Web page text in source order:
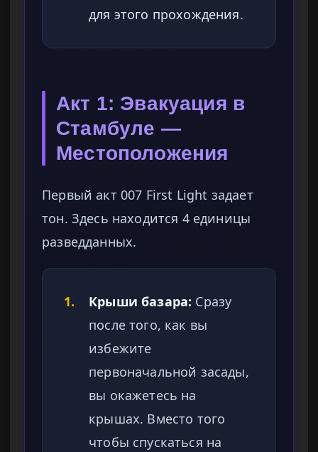
для этого прохождения.
Акт 1: Эвакуация в
Стамбуле —
Местоположения
Первый акт 007 First Light задает
тон. Здесь находится 4 единицы
разведданных.
1. Крыши базара: Сразу
после того, как вы
избежите
первоначальной засады,
вы окажетесь на
крышах. Вместо того
чтобы спускаться на